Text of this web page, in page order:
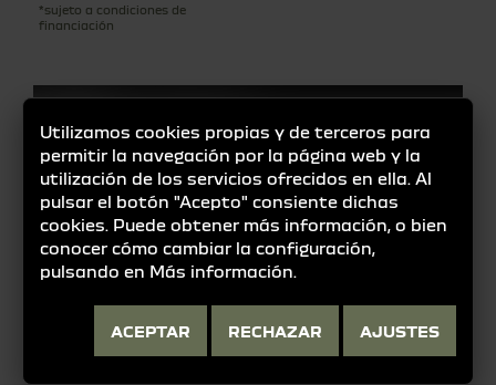
*sujeto a condiciones de
financiación
Utilizamos cookies propias y de terceros para
permitir la navegación por la página web y la
utilización de los servicios ofrecidos en ella. Al
pulsar el botón "Acepto" consiente dichas
cookies. Puede obtener más información, o bien
conocer cómo cambiar la configuración,
pulsando en Más información
ACEPTAR RECHAZAR AJUSTES